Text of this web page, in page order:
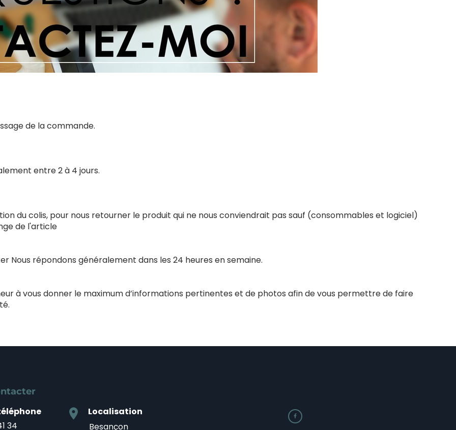

location_on
Besançon
Localisation
34
de la commande.
entre 2 à 4 jours.
du colis, pour nous retourner le produit qui ne nous conviendrait pas sauf (consommables et logiciel)
de l'article
Nous répondons généralement dans les 24 heures en semaine.
à vous donner le maximum d’informations pertinentes et de photos afin de vous permettre de faire